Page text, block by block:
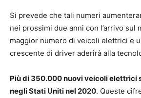
Si prevede che tali numeri
nei prossimi due anni con l’arrivo sul
maggior numero di veicoli elettrici e
crescente di driver aderirà alla
Più di 350.000 nuovi veicoli elettrici
negli Stati Uniti nel 2020. Queste